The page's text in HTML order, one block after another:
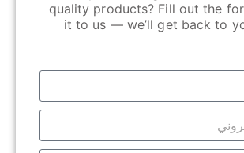
quality products? Fill out the
it to us — we’ll get back to